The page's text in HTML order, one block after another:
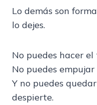
Lo demás son
lo dejes.
No puedes hacer
No puedes
Y no puedes
despierte.